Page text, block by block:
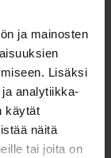
ja mainosten
Lisäksi
analytiikka-
käytät
näitä
tai joita on
olisi